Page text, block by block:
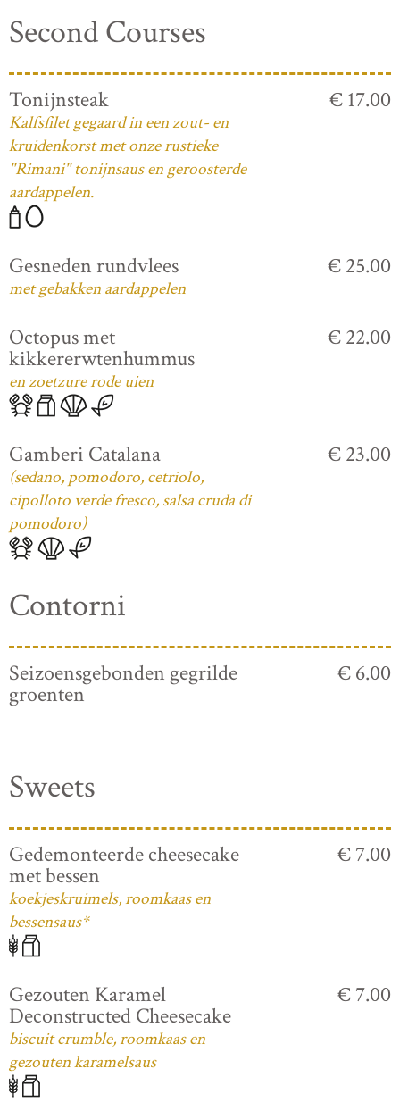
Second Courses
Tonijnsteak
Kalfsfilet gegaard in een zout- en
kruidenkorst met onze rustieke
"Rimani" tonijnsaus en geroosterde
aardappelen.
€ 17.00
Gesneden rundvlees
met gebakken aardappelen
€ 25.00
Octopus met
kikkererwtenhummus
en zoetzure rode uien
€ 22.00
Gamberi Catalana
(sedano, pomodoro, cetriolo,
cipolloto verde fresco, salsa cruda di
pomodoro)
€ 23.00
Contorni
Seizoensgebonden gegrilde
groenten
€ 6.00
Sweets
Gedemonteerde cheesecake
met bessen
koekjeskruimels, roomkaas en
bessensaus*
€ 7.00
Gezouten Karamel
Deconstructed Cheesecake
biscuit crumble, roomkaas en
gezouten karamelsaus
€ 7.00